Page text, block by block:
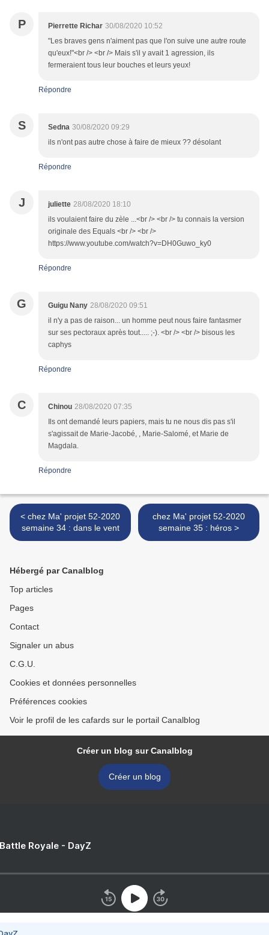
P Pierrette Richar 30/08/2020 10:52
"Les braves gens n'aiment pas que l'on suive une autre route
qu'eux!"<br /> <br /> Mais s'il y avait 1 agression, ils
fermeraient tous leur bouches et leurs yeux!
Répondre
S Sedna 30/08/2020 09:29
ils n'ont pas autre chose à faire de mieux ?? désolant
Répondre
J juliette 28/08/2020 18:10
ils voulaient faire du zèle ...<br /> <br /> tu connais la version
originale des Equals <br /> <br />
https://www.youtube.com/watch?v=DH0Guwo_ky0
Répondre
G Guigu Nany 28/08/2020 09:51
il n'y a pas de raison... un homme peut nous faire fantasmer
sur ses pectoraux après tout..... ;-). <br /> <br /> bisous les
caphys
Répondre
C Chinou 28/08/2020 07:35
Ils ont demandé leurs papiers, mais tu ne nous dis pas s'il
s'agissait de Marie-Jacobé, , Marie-Salomé, et Marie de
Magdala.
Répondre
< chez Ma' projet 52-2020
semaine 34 : dans le vent
chez Ma' projet 52-2020
semaine 35 : héros >
Hébergé par Canalblog
Top articles
Pages
Contact
Signaler un abus
C.G.U.
Cookies et données personnelles
Préférences cookies
Voir le profil de les cafards sur le portail Canalblog
Créer un blog sur Canalblog
Créer un blog
Royale - DayZ